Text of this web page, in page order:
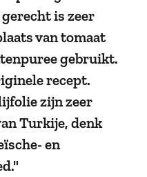
is zeer
van tomaat
gebruikt.
recept.
zijn zeer
Turkije, denk
en